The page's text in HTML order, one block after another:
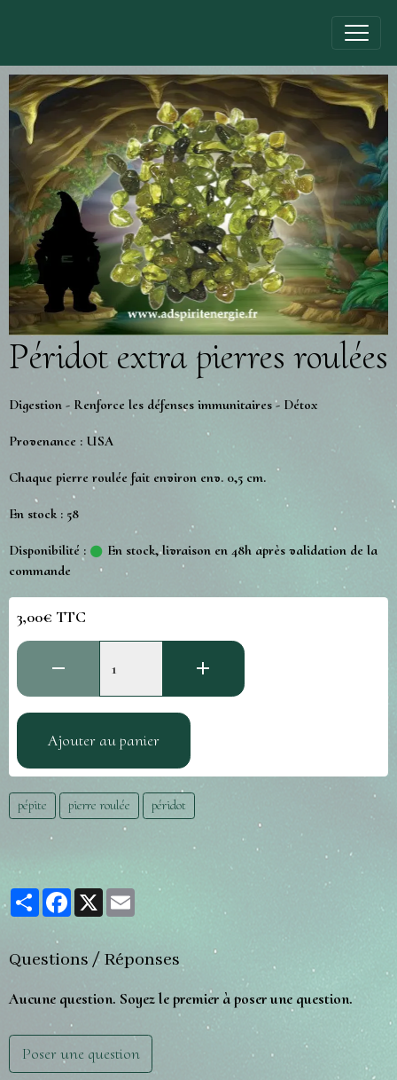
Péridot extra pierres roulées
Digestion - Renforce les défenses immunitaires - Détox
Provenance : USA
Chaque pierre roulée fait environ env. 0,5 cm.
En stock : 58
Disponibilité :
En stock, livraison en 48h après validation de la
commande
3,00€ TTC
Ajouter au panier
pépite pierre roulée péridot
PartagerFacebook
X Email
Questions / Réponses
Aucune question. Soyez le premier à poser une question.
Poser une question